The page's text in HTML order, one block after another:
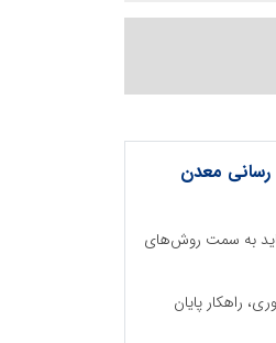
رسانی معدن
به سمت روش‌های
راهکار پایان